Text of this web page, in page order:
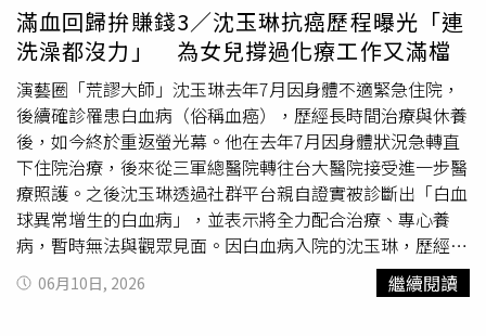
出分齡化娛樂內容規劃。從熟齡旅客喜愛的經典金曲演唱
會、年輕族群熱愛的主題派對，到親子家庭期待的互動體驗
與夏令營活動，讓不同世代旅客都能在同一趟旅程中找到屬
於自己的精彩時光。今年6月至8月期間，探索星號將陸續推
出多場演唱會及主題活動，包括陳明真、Makiyo、季忠
平、曾心梅、紀曉君、巴大雄及國語作業簿等不同世代藝人
輪番登船演出，讓娛樂成為旅程的一部分。每年深受親子家
庭喜愛的「星海夏令營」今年亦全面升級回歸，內容涵蓋星
海觀星營、星海泡泡Lab、星海小畫家、星海拼圖王、星海
小廚神及星海霓虹派對等活動，並邀請知名魔術師Sunny
Chen陳日昇登船演出，透過寓教於樂的互動內容，讓孩子
在旅途中探索、學習與成長。隨著暑假旅遊旺季即將到來，
滿血回歸拚賺錢3／沈玉琳抗癌歷程曝光「連
洗澡都沒力」 為女兒撐過化療工作又滿檔
演藝圈「荒謬大師」沈玉琳去年7月因身體不適緊急住院，
後續確診罹患白血病（俗稱血癌），歷經長時間治療與休養
後，如今終於重返螢光幕。他在去年7月因身體狀況急轉直
下住院治療，後來從三軍總醫院轉往台大醫院接受進一步醫
療照護。之後沈玉琳透過社群平台親自證實被診斷出「白血
球異常增生的白血病」，並表示將全力配合治療、專心養
病，暫時無法與觀眾見面。因白血病入院的沈玉琳，歷經長
時間治療與休養後，近期終於重返螢光幕。（圖／翻攝自沈
玉琳FB）沈玉琳透露發病初期身體其實早已發出警訊。他
06月10日, 2026 繼續閱讀